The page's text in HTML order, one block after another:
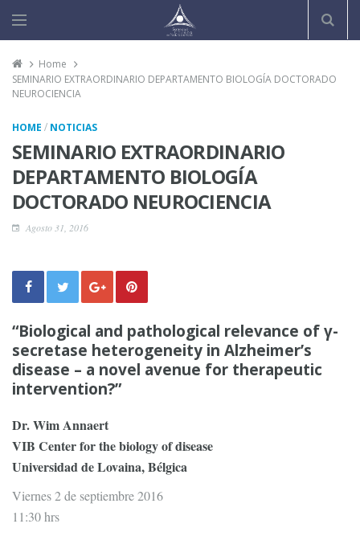
Home
SEMINARIO EXTRAORDINARIO DEPARTAMENTO BIOLOGÍA DOCTORADO
NEUROCIENCIA
HOME / NOTICIAS
SEMINARIO EXTRAORDINARIO
DEPARTAMENTO BIOLOGÍA
DOCTORADO NEUROCIENCIA
Agosto 31, 2016
“Biological and pathological relevance of γ-
secretase heterogeneity in Alzheimer’s
disease – a novel avenue for therapeutic
intervention?”
Dr. Wim Annaert
VIB Center for the biology of disease
Universidad de Lovaina, Bélgica
Viernes 2 de septiembre 2016
11:30 hrs